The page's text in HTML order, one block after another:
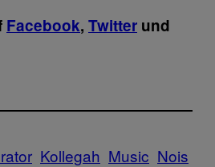
Facebook, Twitter und
Kollegah Music Nois